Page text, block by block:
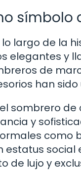
símbolo
largo de la
elegantes y
de
han
sombrero de
y
como
estatus social
de lujo y